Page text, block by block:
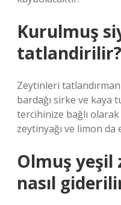
Kurulmuş
tatlandirilir?
Zeytinleri
bardağı sirke ve kaya
tercihinize bağlı olarak
zeytinyağı ve limon
Olmuş yeşil
nasıl